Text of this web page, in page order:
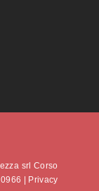
srl Corso
|
Privacy